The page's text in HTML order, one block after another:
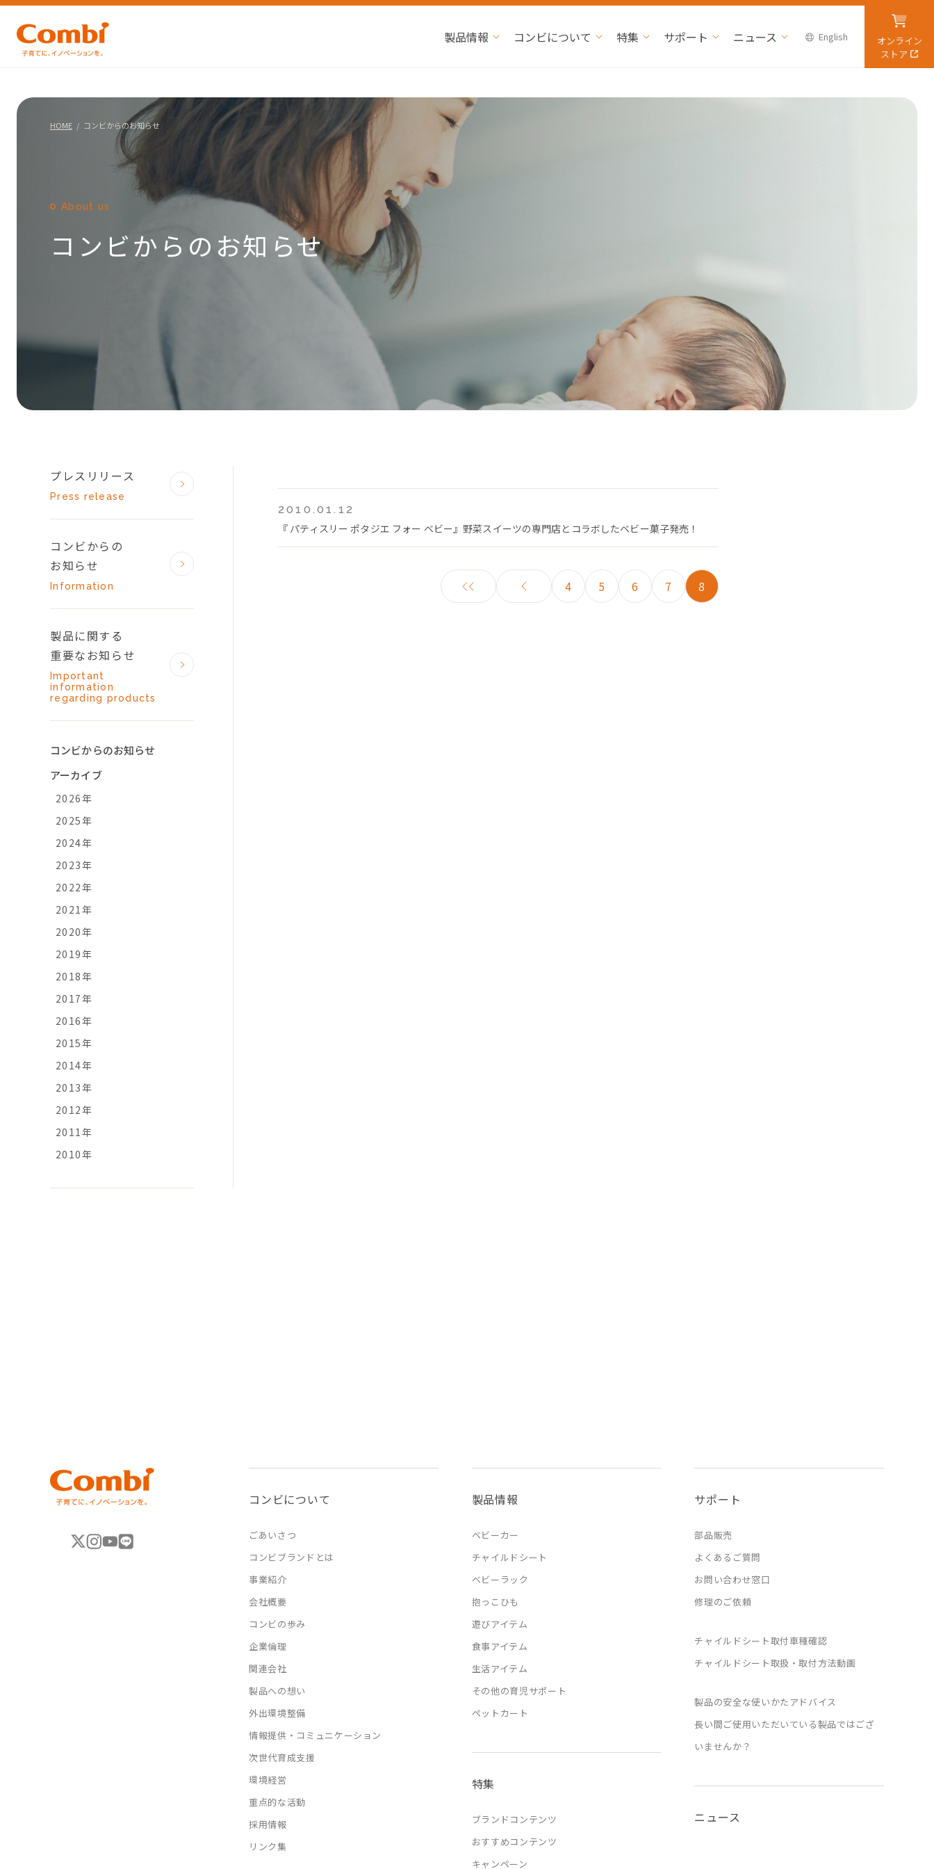
製品情報 コンビについて 特集 サポート ニュース English
オンライン
ストア
HOME コンビからのお知らせ
About us
コンビからのお知らせ
2010.01.12
『 パティスリー ポタジエ フォー ベビー』野菜スイーツの専門店とコラボしたベビー菓子発売！
4 5 6 7 8
プレスリリース
Press release
コンビからの
お知らせ
Information
製品に関する
重要なお知らせ
Important
information
regarding products
コンビからのお知らせ
アーカイブ
2026年
2025年
2024年
2023年
2022年
2021年
2020年
2019年
2018年
2017年
2016年
2015年
2014年
2013年
2012年
2011年
2010年
コンビについて
ごあいさつ
コンビブランドとは
事業紹介
会社概要
コンビの歩み
企業倫理
関連会社
製品への想い
外出環境整備
情報提供・コミュニケーション
次世代育成支援
環境経営
重点的な活動
採用情報
リンク集
製品情報
ベビーカー
チャイルドシート
ベビーラック
抱っこひも
遊びアイテム
食事アイテム
生活アイテム
その他の育児サポート
ペットカート
特集
ブランドコンテンツ
おすすめコンテンツ
キャンペーン
サポート
部品販売
よくあるご質問
お問い合わせ窓口
修理のご依頼
チャイルドシート取付車種確認
チャイルドシート取扱・取付方法動画
製品の安全な使いかたアドバイス
長い間ご使用いただいている製品ではござ
いませんか？
ニュース